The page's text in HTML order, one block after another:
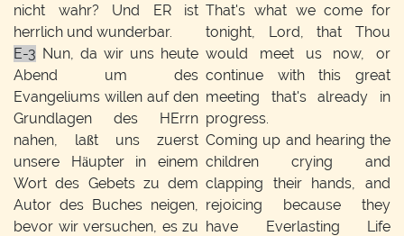
nicht wahr? Und ER ist
herrlich und wunderbar.
E-3 Nun, da wir uns heute
Abend um des
Evangeliums willen auf den
Grundlagen des HErrn
nahen, laßt uns zuerst
unsere Häupter in einem
Wort des Gebets zu dem
Autor des Buches neigen,
bevor wir versuchen, es zu
That's what we come for
tonight, Lord, that Thou
would meet us now, or
continue with this great
meeting that's already in
progress.
Coming up and hearing the
children crying and
clapping their hands, and
rejoicing because they
have Everlasting Life